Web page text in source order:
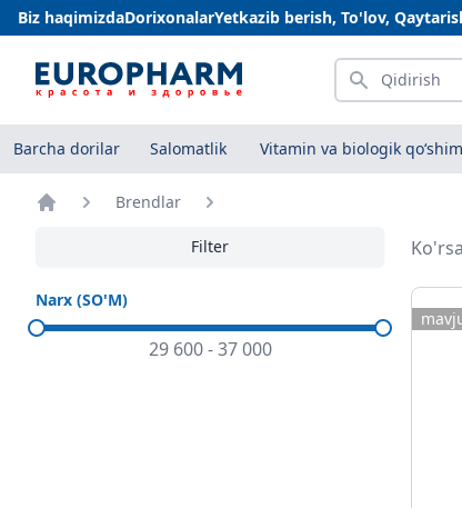
Biz haqimizdaDorixonalarYetkazib berish, To'lov,
Qidirish
Barcha dorilar Salomatlik Vitamin va biologik
Brendlar
Filter
Narx (SO'M)
29 600-37 000